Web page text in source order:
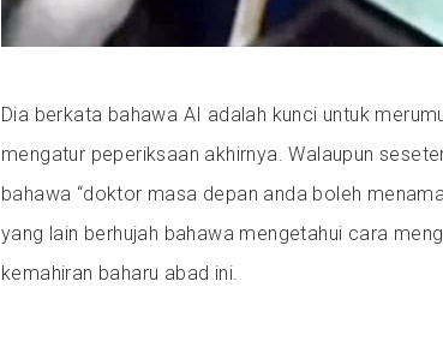
Dia berkata bahawa AI adalah kunci untuk
mengatur peperiksaan akhirnya. Walaupun
bahawa “doktor masa depan anda boleh
yang lain berhujah bahawa mengetahui cara
kemahiran baharu abad ini.